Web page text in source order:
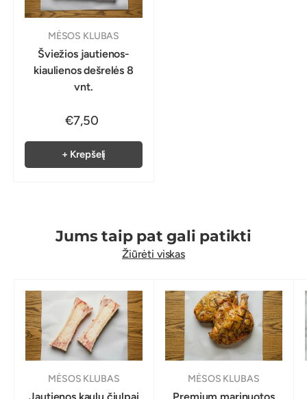
MĖSOS KLUBAS
Šviežios jautienos-
kiaulienos dešrelės 8
vnt.
€7,50
+ Krepšelį
Jums taip pat gali patikti
Žiūrėti viskas
MĖSOS KLUBAS
Jautienos kaulų čiulpai
MĖSOS KLUBAS
Premium marinuotos